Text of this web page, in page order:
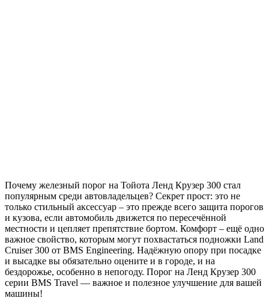
Почему железный порог на Тойота Ленд Крузер 300 стал
популярным среди автовладельцев? Секрет прост: это не
только стильный аксессуар – это прежде всего защита порогов
и кузова, если автомобиль движется по пересечённой
местности и цепляет препятствие бортом. Комфорт – ещё одно
важное свойство, которым могут похвастаться подножки Land
Cruiser 300 от BMS Engineering. Надёжную опору при посадке
и высадке вы обязательно оцените и в городе, и на
бездорожье, особенно в непогоду. Порог на Ленд Крузер 300
серии BMS Travel — важное и полезное улучшение для вашей
машины!